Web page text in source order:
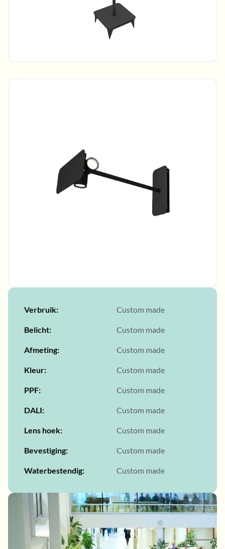
Verbruik Custom made
Belicht Custom made
Afmeting Custom made
Kleur Custom made
PPF Custom made
DALI Custom made
Lens hoek Custom made
Bevestiging Custom made
Waterbestendig Custom made